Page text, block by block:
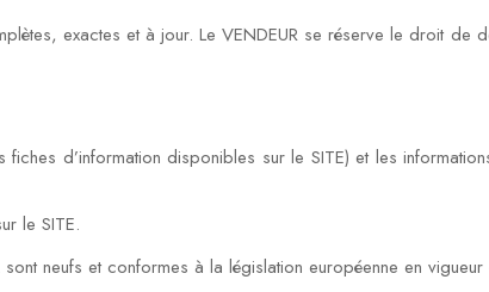
exactes et à jour. Le VENDEUR se réserve le droit de
fiches d’information disponibles sur le SITE) et les
le SITE.
neufs et conformes à la législation européenne en